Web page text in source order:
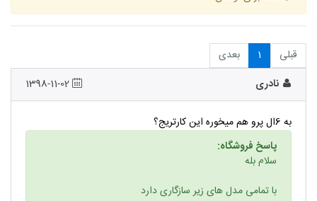
قبلی 1
بعدی
نادری
به 6ال پرو هم میخوره این کارتریج؟
پاسخ فروشگاه:
سلام بله
با تمامی مدل های زیر سازگاری دارد